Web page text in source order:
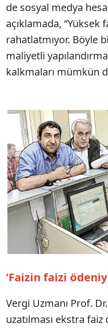
de sosyal medya
açıklamada, “Yüksek
rahatlatmıyor. Böyle
maliyetli
kalkmaları mümkün
‘Faizin faizi
Vergi Uzmanı Prof.
uzatılması ekstra